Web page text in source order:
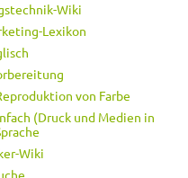
Wiki
Lexikon
von Farbe
(Druck und Medien in
Wiki